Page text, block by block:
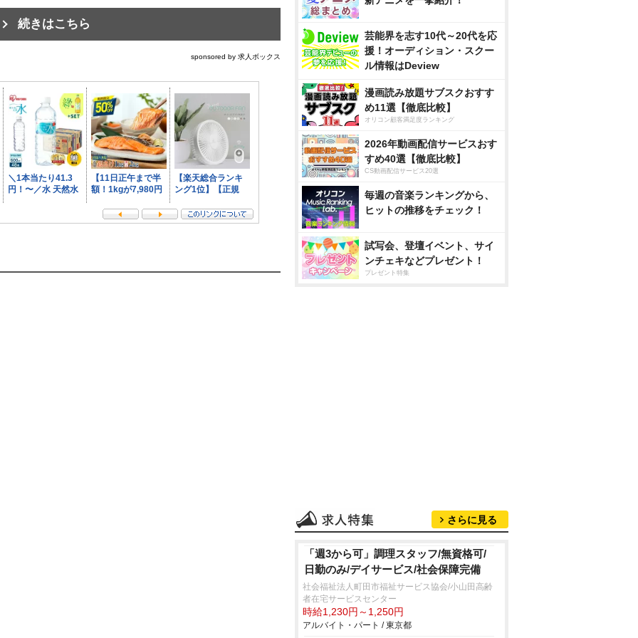
続きはこちら
sponsored by 求人ボックス
芸能界を志す10代～20代を応
援！オーディション・スクー
ル情報はDeview
漫画読み放題サブスクおすす
め11選【徹底比較】
オリコン顧客満足度ランキング
2026年動画配信サービスおす
すめ40選【徹底比較】
CS動画配信サービス20選
毎週の音楽ランキングから、
ヒットの推移をチェック！
試写会、登壇イベント、サイ
ンチェキなどプレゼント！
プレゼント特集
さらに見る
「週3から可」調理スタッフ/無資格可/
日勤のみ/デイサービス/社会保障完備
社会福祉法人町田市福祉サービス協会/小山田高齢
者在宅サービスセンター
時給1,230円～1,250円
アルバイト・パート / 東京都